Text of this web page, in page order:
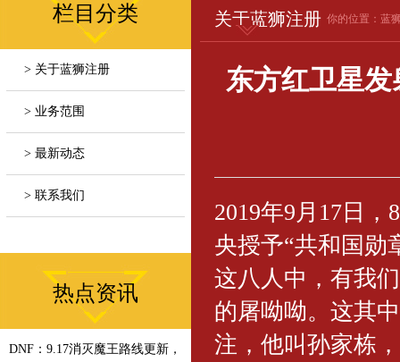
栏目分类
> 关于蓝狮注册
> 业务范围
> 最新动态
> 联系我们
热点资讯
DNF：9.17消灭魔王路线更新，
关于蓝狮注册 你的位置： 蓝
东方红卫星
2019年9月17日
央授予“共和国勋
这八人中，有我
的屠呦呦。这其
注，他叫孙家栋